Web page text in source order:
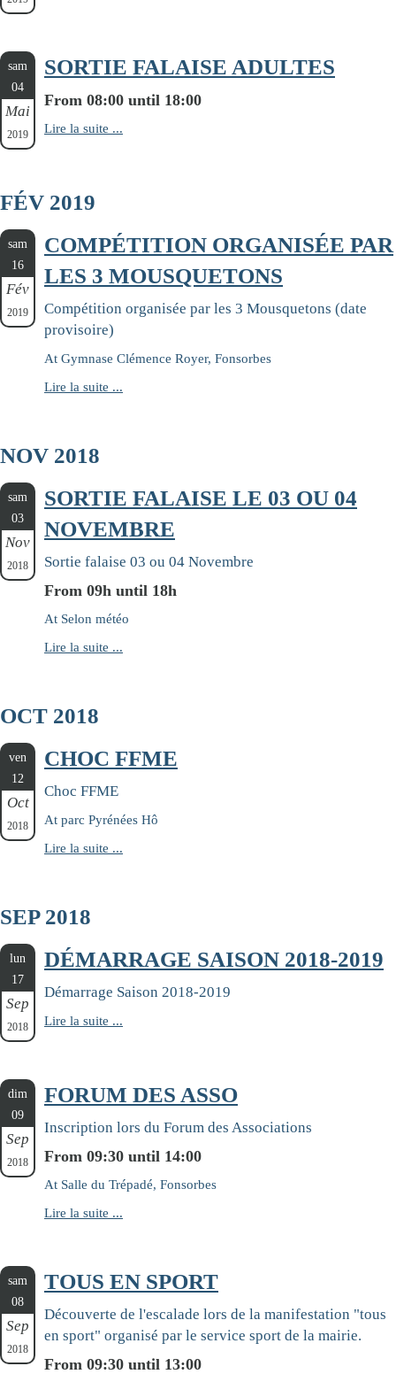
sam
04
Mai
2019
SORTIE FALAISE ADULTES
From 08:00 until 18:00
Lire la suite ...
FÉV 2019
sam
16
Fév
2019
COMPÉTITION ORGANISÉE PAR
LES 3 MOUSQUETONS
Compétition organisée par les 3 Mousquetons (date
provisoire)
At Gymnase Clémence Royer, Fonsorbes
Lire la suite ...
NOV 2018
sam
03
Nov
2018
SORTIE FALAISE LE 03 OU 04
NOVEMBRE
Sortie falaise 03 ou 04 Novembre
From 09h until 18h
At Selon météo
Lire la suite ...
OCT 2018
ven
12
Oct
2018
CHOC FFME
Choc FFME
At parc Pyrénées Hô
Lire la suite ...
SEP 2018
lun
17
Sep
2018
DÉMARRAGE SAISON 2018-2019
Démarrage Saison 2018-2019
Lire la suite ...
dim
09
Sep
2018
FORUM DES ASSO
Inscription lors du Forum des Associations
From 09:30 until 14:00
At Salle du Trépadé, Fonsorbes
Lire la suite ...
sam
08
Sep
2018
TOUS EN SPORT
Découverte de l'escalade lors de la manifestation "tous
en sport" organisé par le service sport de la mairie.
From 09:30 until 13:00